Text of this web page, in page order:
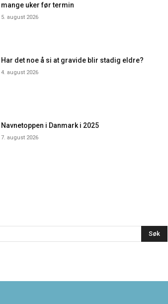
mange uker før termin
5. august 2026
Har det noe å si at gravide blir stadig eldre?
4. august 2026
Navnetoppen i Danmark i 2025
7. august 2026
Søk